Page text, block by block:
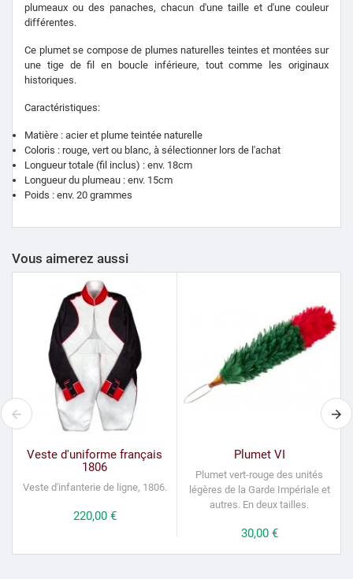
plumeaux ou des panaches, chacun d'une taille et d'une couleur
différentes.
Ce plumet se compose de plumes naturelles teintes et montées sur
une tige de fil en boucle inférieure, tout comme les originaux
historiques.
Caractéristiques:
Matière : acier et plume teintée naturelle
Coloris : rouge, vert ou blanc, à sélectionner lors de l'achat
Longueur totale (fil inclus) : env. 18cm
Longueur du plumeau : env. 15cm
Poids : env. 20 grammes
Vous aimerez aussi
Veste d'uniforme français
1806
Veste d'infanterie de ligne, 1806.
Prix
220,00 €
Plumet VI
Plumet vert-rouge des unités
légères de la Garde Impériale et
autres. En deux tailles.
Prix
30,00 €